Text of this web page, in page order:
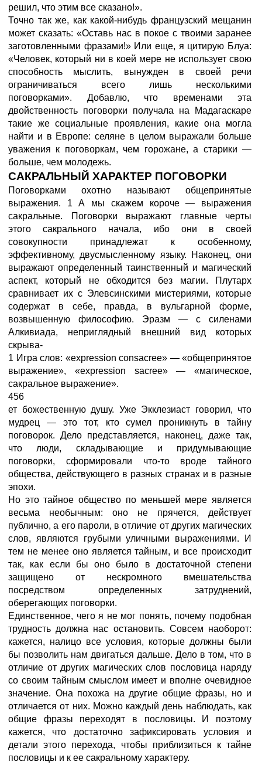
решил, что этим все сказано!».
Точно так же, как какой-нибудь французский мещанин
может сказать: «Оставь нас в покое с твоими заранее
заготовленными фразами!» Или еще, я цитирую Блуа:
«Человек, который ни в коей мере не использует свою
способность мыслить, вынужден в своей речи
ограничиваться всего лишь несколькими
поговорками». Добавлю, что временами эта
двойственность поговорки получала на Мадагаскаре
такие же социальные проявления, какие она могла
найти и в Европе: селяне в целом выражали больше
уважения к поговоркам, чем горожане, а старики —
больше, чем молодежь.
САКРАЛЬНЫЙ ХАРАКТЕР ПОГОВОРКИ
Поговорками охотно называют общепринятые
выражения. 1 А мы скажем короче — выражения
сакральные. Поговорки выражают главные черты
этого сакрального начала, ибо они в своей
совокупности принадлежат к особенному,
эффективному, двусмысленному языку. Наконец, они
выражают определенный таинственный и магический
аспект, который не обходится без магии. Плутарх
сравнивает их с Элевсинскими мистериями, которые
содержат в себе, правда, в вульгарной форме,
возвышенную философию. Эразм — с силенами
Алкивиада, неприглядный внешний вид которых
скрыва-
1 Игра слов: «expression consacree» — «общепринятое
выражение», «expression sacree» — «магическое,
сакральное выражение».
456
ет божественную душу. Уже Экклезиаст говорил, что
мудрец — это тот, кто сумел проникнуть в тайну
поговорок. Дело представляется, наконец, даже так,
что люди, складывающие и придумывающие
поговорки, сформировали что-то вроде тайного
общества, действующего в разных странах и в разные
эпохи.
Но это тайное общество по меньшей мере является
весьма необычным: оно не прячется, действует
публично, а его пароли, в отличие от других магических
слов, являются грубыми уличными выражениями. И
тем не менее оно является тайным, и все происходит
так, как если бы оно было в достаточной степени
защищено от нескромного вмешательства
посредством определенных затруднений,
оберегающих поговорки.
Единственное, чего я не мог понять, почему подобная
трудность должна нас остановить. Совсем наоборот:
кажется, налицо все условия, которые должны были
бы позволить нам двигаться дальше. Дело в том, что в
отличие от других магических слов пословица наряду
со своим тайным смыслом имеет и вполне очевидное
значение. Она похожа на другие общие фразы, но и
отличается от них. Можно каждый день наблюдать, как
общие фразы переходят в пословицы. И поэтому
кажется, что достаточно зафиксировать условия и
детали этого перехода, чтобы приблизиться к тайне
пословицы и к ее сакральному характеру.